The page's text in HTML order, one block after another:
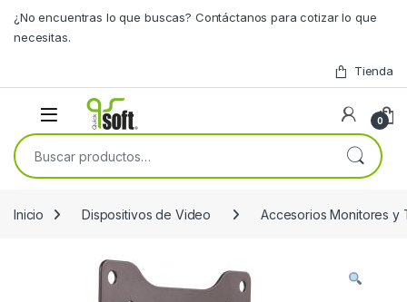
¿No encuentras lo que buscas? Contáctanos para cotizar lo que
necesitas.
Tienda
0
Buscar por:
Inicio Dispositivos de Video Accesorios Monitores y